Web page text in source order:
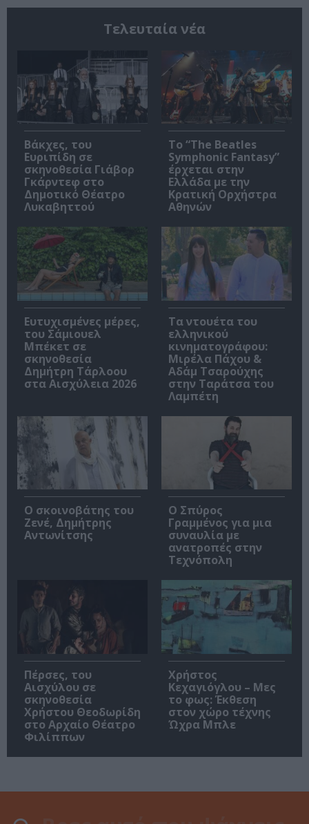
Τελευταία νέα
Βάκχες, του
Ευριπίδη σε
σκηνοθεσία Γιάβορ
Γκάρντεφ στο
Δημοτικό Θέατρο
Λυκαβηττού
Το “The Beatles
Symphonic Fantasy”
έρχεται στην
Ελλάδα με την
Κρατική Ορχήστρα
Αθηνών
Ευτυχισμένες μέρες,
του Σάμιουελ
Μπέκετ σε
σκηνοθεσία
Δημήτρη Τάρλοου
στα Αισχύλεια 2026
Τα ντουέτα του
ελληνικού
κινηματογράφου:
Μιρέλα Πάχου &
Αδάμ Τσαρούχης
στην Ταράτσα του
Λαμπέτη
Ο σκοινοβάτης του
Ζενέ, Δημήτρης
Αντωνίτσης
Ο Σπύρος
Γραμμένος για μια
συναυλία με
ανατροπές στην
Τεχνόπολη
Πέρσες, του
Αισχύλου σε
σκηνοθεσία
Χρήστου Θεοδωρίδη
στο Αρχαίο Θέατρο
Φιλίππων
Χρήστος
Κεχαγιόγλου – Μες
το φως: Έκθεση
στον χώρο τέχνης
Ώχρα Μπλε